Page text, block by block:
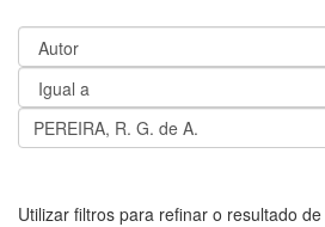
Utilizar filtros para refinar o resultado